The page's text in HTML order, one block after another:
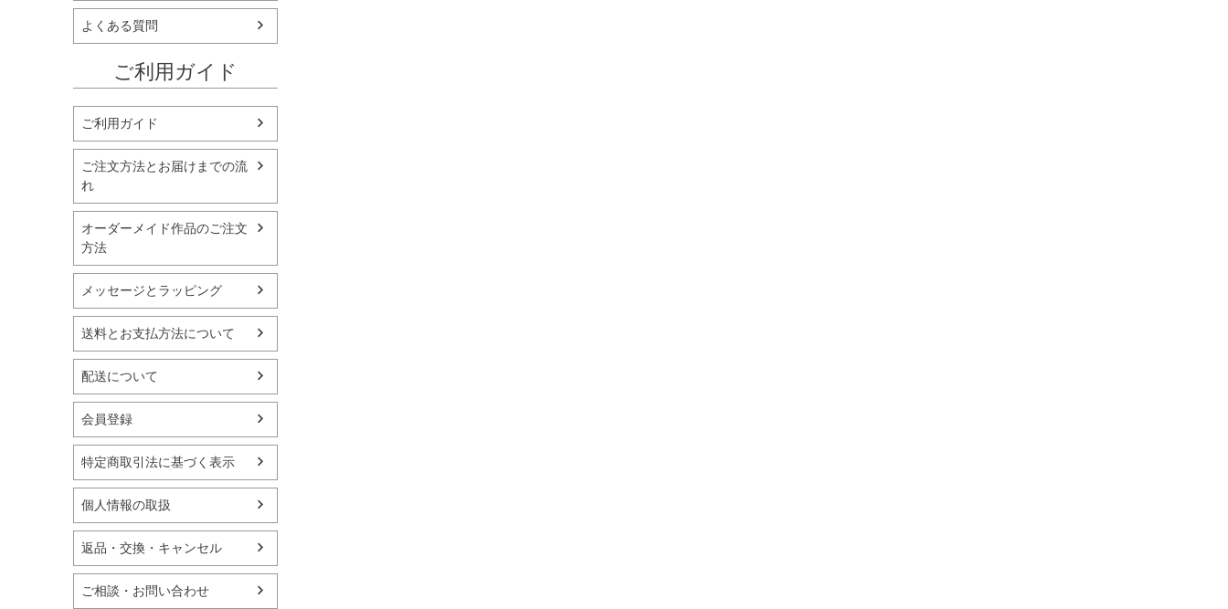
よくある質問
ご利用ガイド
ご利用ガイド
ご注文方法とお届けまでの流
れ
オーダーメイド作品のご注文
方法
メッセージとラッピング
送料とお支払方法について
配送について
会員登録
特定商取引法に基づく表示
個人情報の取扱
返品・交換・キャンセル
ご相談・お問い合わせ